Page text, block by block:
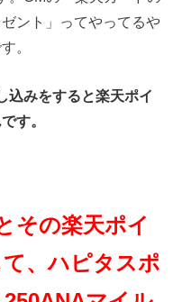
ント」ってやってるや
。
込みをすると楽天ポイ
す。
その楽天ポイ
、ハピタスポ